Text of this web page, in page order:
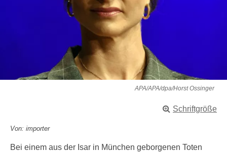
APA/APA/dpa/Horst Ossinger
Schriftgröße
Von: importer
Bei einem aus der Isar in München geborgenen Toten